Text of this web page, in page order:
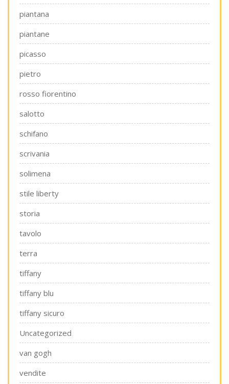
piantana
piantane
picasso
pietro
rosso fiorentino
salotto
schifano
scrivania
solimena
stile liberty
storia
tavolo
terra
tiffany
tiffany blu
tiffany sicuro
Uncategorized
van gogh
vendite